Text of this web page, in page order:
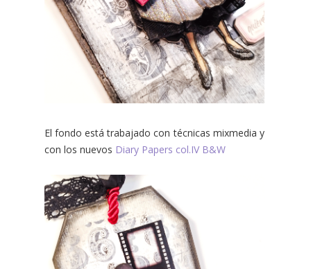
El fondo está trabajado con técnicas mixmedia y
con los nuevos Diary Papers col.IV B&W